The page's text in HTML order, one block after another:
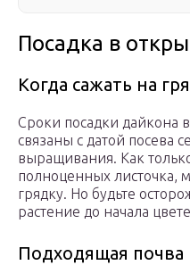
Посадка в
Когда сажать на
Сроки посадки дайкона
связаны с датой посева
выращивания. Как
полноценных листочка,
грядку. Но будьте
растение до начала
Подходящая почва